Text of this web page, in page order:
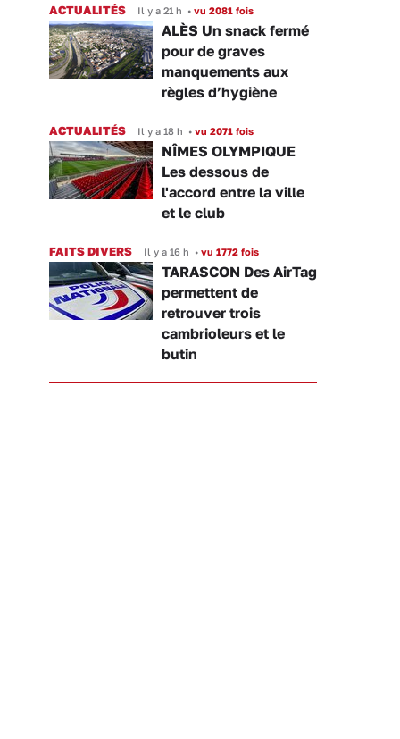
ACTUALITÉS Il y a 21 h • vu 2081 fois
ALÈS Un snack fermé
pour de graves
manquements aux
règles d’hygiène
ACTUALITÉS Il y a 18 h • vu 2071 fois
NÎMES OLYMPIQUE
Les dessous de
l'accord entre la ville
et le club
FAITS DIVERS Il y a 16 h • vu 1772 fois
TARASCON Des AirTag
permettent de
retrouver trois
cambrioleurs et le
butin